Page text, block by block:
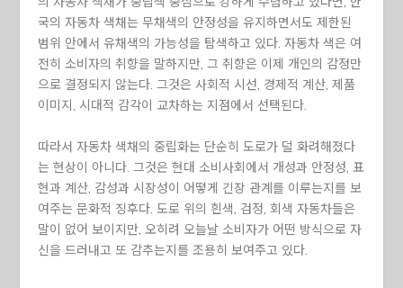
국의 자동차 색채는 무채색의 안정성을 유지하면서도 제한된
범위 안에서 유채색의 가능성을 탐색하고 있다. 자동차 색은 여
전히 소비자의 취향을 말하지만, 그 취향은 이제 개인의 감정만
으로 결정되지 않는다. 그것은 사회적 시선, 경제적 계산, 제품
이미지, 시대적 감각이 교차하는 지점에서 선택된다.
따라서 자동차 색채의 중립화는 단순히 도로가 덜 화려해졌다
는 현상이 아니다. 그것은 현대 소비사회에서 개성과 안정성, 표
현과 계산, 감성과 시장성이 어떻게 긴장 관계를 이루는지를 보
여주는 문화적 징후다. 도로 위의 흰색, 검정, 회색 자동차들은
말이 없어 보이지만, 오히려 오늘날 소비자가 어떤 방식으로 자
신을 드러내고 또 감추는지를 조용히 보여주고 있다.